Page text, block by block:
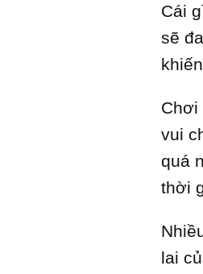
Cái
sẽ
Chơi
vui
quá
thời
lai